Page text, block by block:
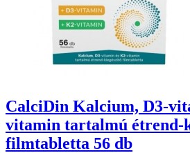
CalciDin Kalcium, D3-
vitamin tartalmú étrend-
filmtabletta 56 db